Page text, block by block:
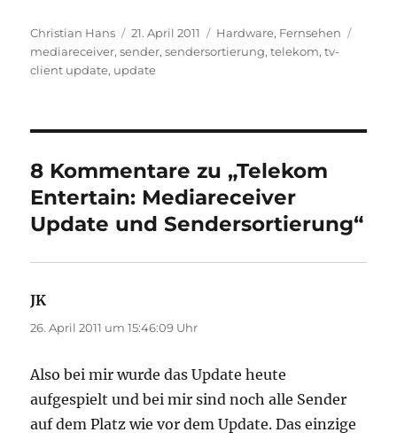
Autor
Christian Hans
Veröffentlicht
am
21. April 2011 Kategorien
Hardware, Fernsehen
mediareceiver,sender,sendersortierung,telekom,tv-
client update, update
8 Kommentare zu „Telekom
Entertain: Mediareceiver
Update und Sendersortierung“
JK
26. April 2011 um 15:46:09 Uhr
Also bei mir wurde das Update heute
aufgespielt und bei mir sind noch alle Sender
auf dem Platz wie vor dem Update. Das einzige